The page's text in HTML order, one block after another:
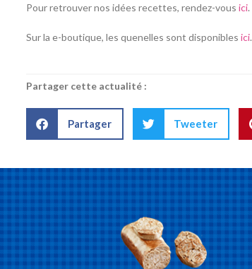
Pour retrouver nos idées recettes, rendez-vous ici.
Sur la e-boutique, les quenelles sont disponibles ici.
Partager cette actualité :
Partager Tweeter